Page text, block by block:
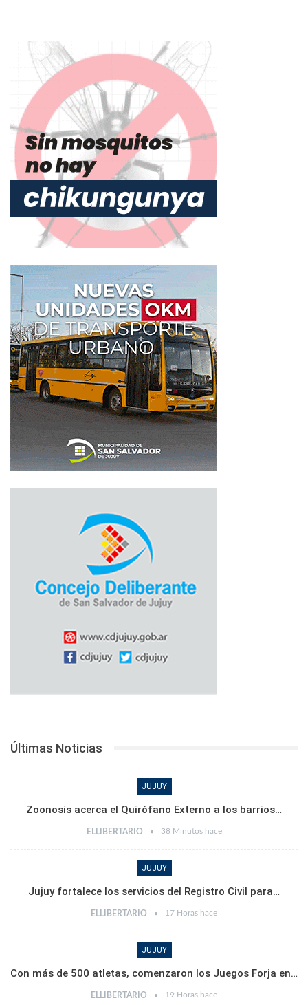
Últimas Noticias
JUJUY
Zoonosis acerca el Quirófano Externo a los barrios…
ELLIBERTARIO 38 Minutos hace
JUJUY
Jujuy fortalece los servicios del Registro Civil para…
ELLIBERTARIO 17 Horas hace
JUJUY
Con más de 500 atletas, comenzaron los Juegos Forja en…
ELLIBERTARIO 19 Horas hace